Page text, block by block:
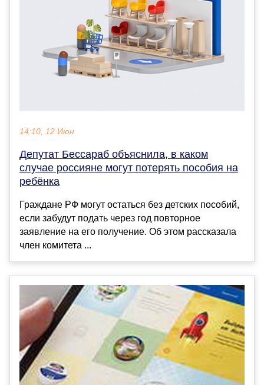
14:10, 12 Июн
Депутат Бессараб объяснила, в каком
случае россияне могут потерять пособия на
ребёнка
Граждане РФ могут остаться без детских пособий,
если забудут подать через год повторное
заявление на его получение. Об этом рассказала
член комитета ...